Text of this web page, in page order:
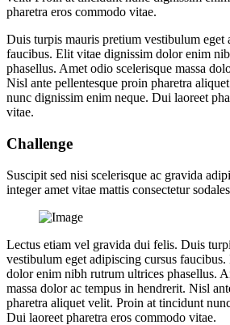
pharetra eros commodo vitae.
Duis turpis mauris pretium vestibulum eget
faucibus. Elit vitae dignissim dolor enim
phasellus. Amet odio scelerisque massa
Nisl ante pellentesque proin pharetra
nunc dignissim enim neque. Dui laoreet
vitae.
Challenge
Suscipit sed nisi scelerisque ac gravida
integer amet vitae mattis consectetur
Lectus etiam vel gravida dui felis. Duis
vestibulum eget adipiscing cursus
dolor enim nibh rutrum ultrices phasellus.
massa dolor ac tempus in hendrerit. Nisl
pharetra aliquet velit. Proin at tincidunt
Dui laoreet pharetra eros commodo vitae.